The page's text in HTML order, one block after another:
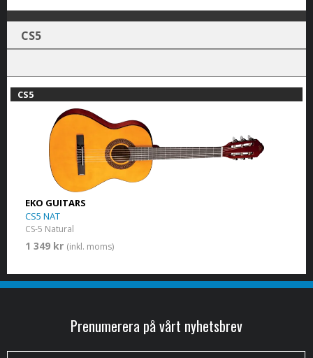
CS5
CS5
EKO GUITARS
CS5 NAT
CS-5 Natural
1 349 kr (inkl. moms)
Prenumerera på vårt nyhetsbrev